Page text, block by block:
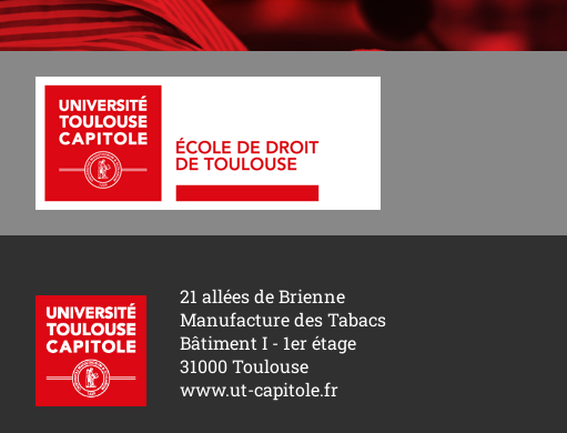
21 allées de Brienne
Manufacture des Tabacs
Bâtiment I - 1er étage
31000 Toulouse
www.ut-capitole.fr